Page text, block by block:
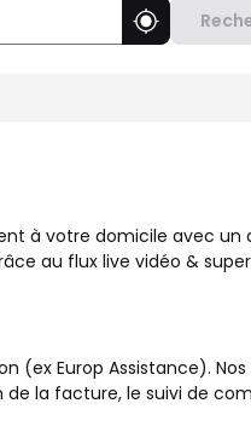
Utiliser ma
à votre domicile avec un
au flux live vidéo &
(ex Europ Assistance). Nos
la facture, le suivi de
dans votre boutique